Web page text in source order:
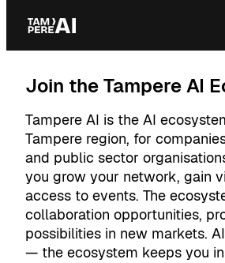
Siirry
sisältöön
Join the Tampere AI
Tampere AI is the AI
Tampere region, for
and public sector
you grow your network, gain
access to events. The
collaboration opportunities,
possibilities in new markets.
— the ecosystem keeps you